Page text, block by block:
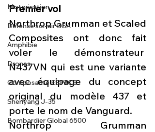
Motorisation
Défense sol-air DSA
Amphibie
Drones
Composante ESPACE
Shenyang J-35
Bombardier Global 6500
Premier vol
Northrop Grumman et Scaled
Composites ont donc fait
voler le démonstrateur
N437VN qui est une variante
avec équipage du concept
original du modèle 437 et
porte le nom de Vanguard.
Northrop Grumman